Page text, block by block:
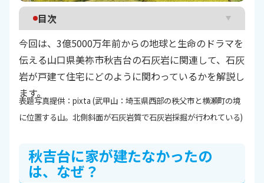
目次
秋吉台に家が建たなかったのは、なぜ？
石灰岩が支える私たちの生活
日本随一の埋蔵量鉱物資源「石灰石」
こぼれ話
今回は、3億5000万年前からの地球と生命のドラマを
伝える山口県美祢市秋吉台の石灰岩に関連して、石灰
岩が戸建て住宅にどのように関わっているかを解説し
ます。
表題写真提供：pixta (武甲山：埼玉県西部の秩父市と横瀬町の境
に位置する山。北側斜面が石灰岩質で石灰岩採掘が行われている)
秋吉台に家が建たなかったの
は、なぜ？